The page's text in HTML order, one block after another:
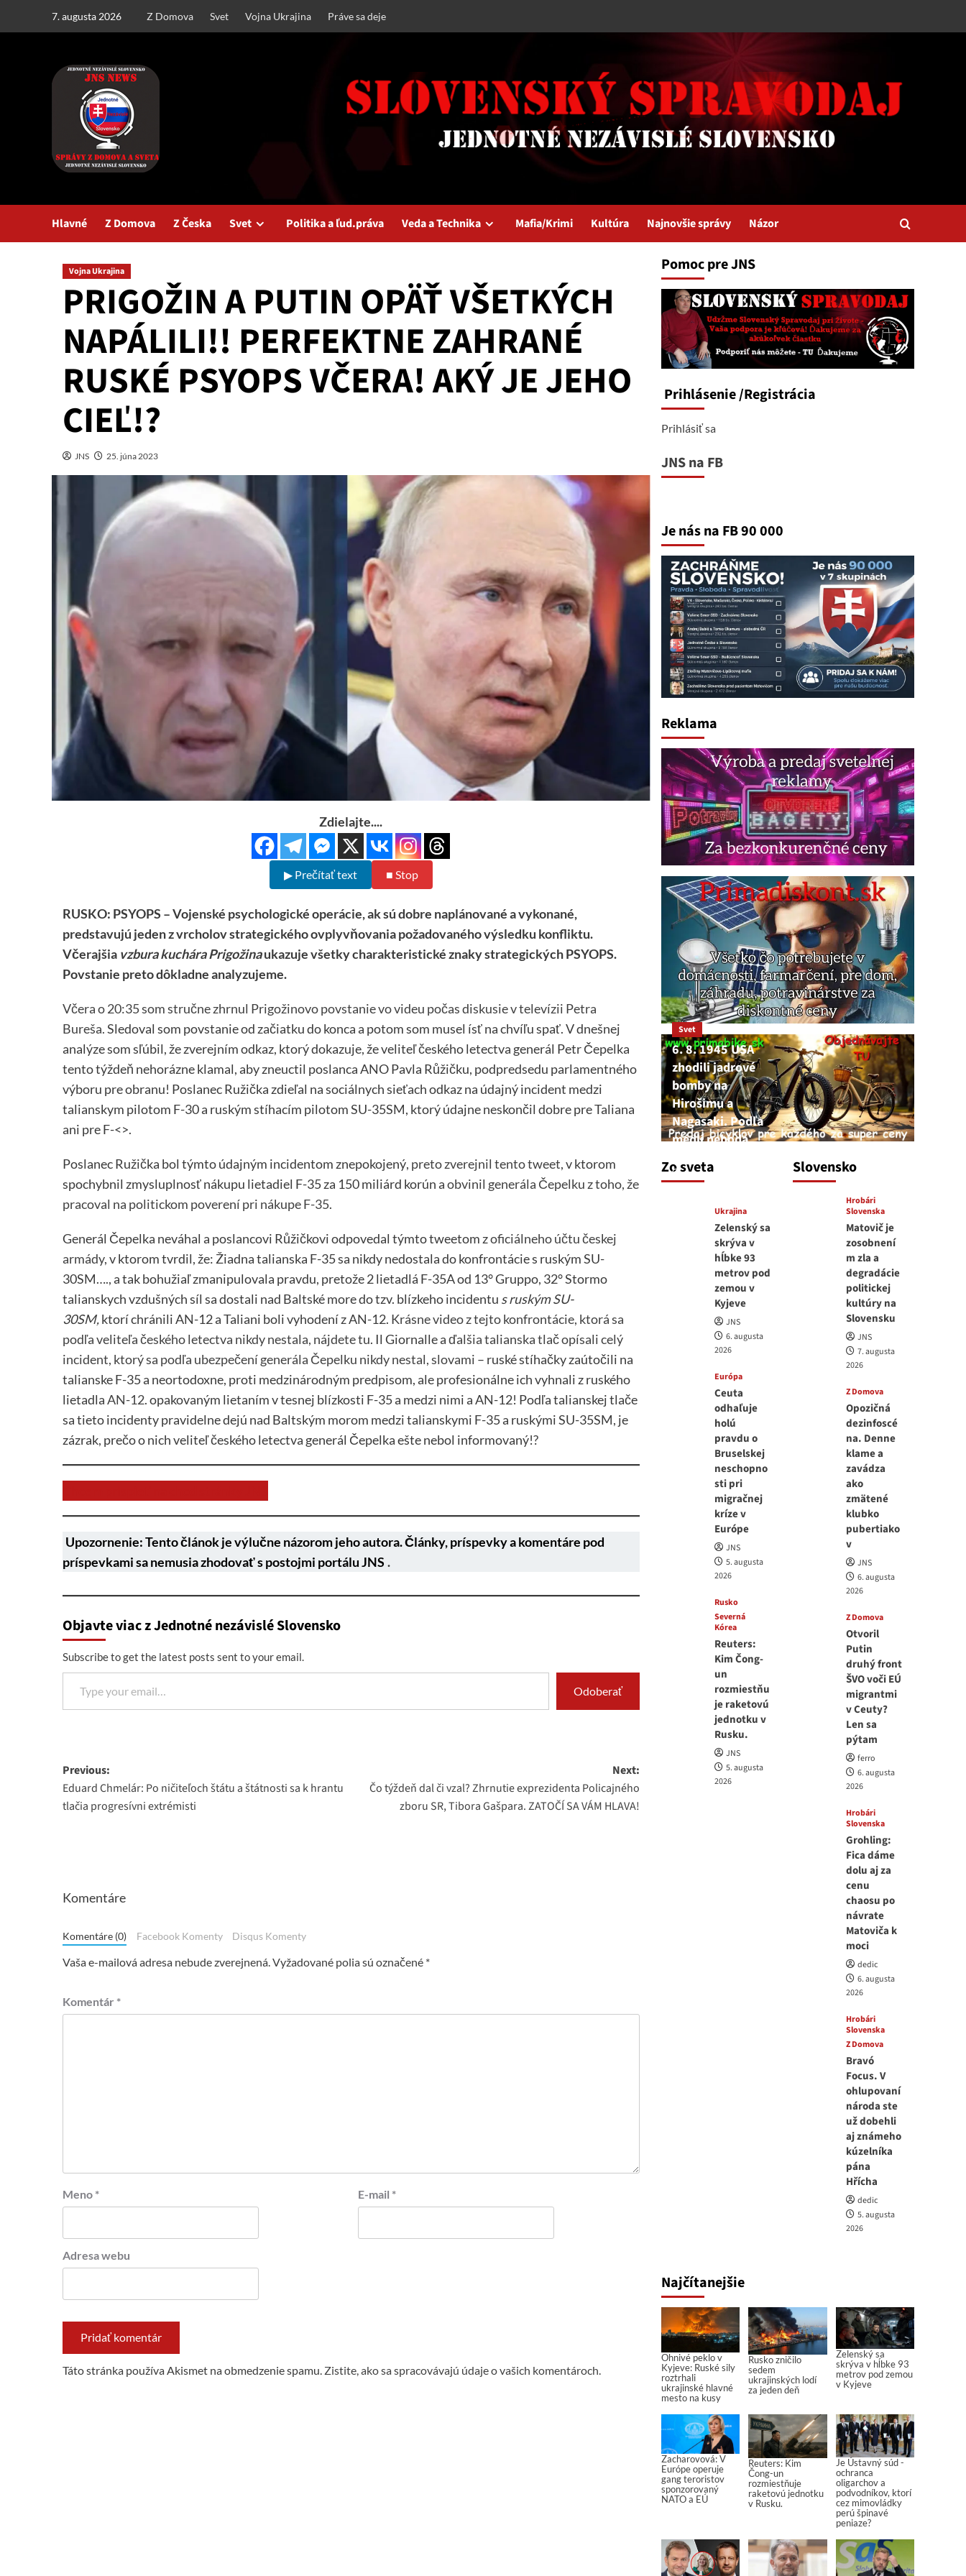
7. augusta 2026 Z Domova Svet Vojna Ukrajina Práve sa deje
Hlavné Z Domova Z Česka Svet Politika a ľud.práva Veda a Technika Mafia/Krimi Kultúra Najnovšie správy Názor
Vojna Ukrajina
PRIGOŽIN A PUTIN OPÄŤ VŠETKÝCH
NAPÁLILI!! PERFEKTNE ZAHRANÉ
RUSKÉ PSYOPS VČERA! AKÝ JE JEHO
CIEĽ!?
JNS 25. júna 2023
Zdielajte....
▶ Prečítať text ■ Stop
RUSKO: PSYOPS – Vojenské psychologické operácie, ak sú dobre naplánované a vykonané,
predstavujú jeden z vrcholov strategického ovplyvňovania požadovaného výsledku konfliktu.
Včerajšia vzbura kuchára Prigožinaukazuje všetky charakteristické znaky strategických PSYOPS.
Povstanie preto dôkladne analyzujeme.
Včera o 20:35 som stručne zhrnul Prigožinovo povstanie vo videu počas diskusie v televízii Petra
Bureša.Sledoval som povstanie od začiatku do konca a potom som musel ísť na chvíľu spať. V dnešnej
analýze som sľúbil, že zverejním odkaz, ktorý dokazuje, že veliteľ českého letectva generál Petr Čepelka
tento týždeň nehorázne klamal, aby zneuctil poslanca ANO Pavla Růžičku, podpredsedu parlamentného
výboru pre obranu! Poslanec Ružička zdieľal na sociálnych sieťach odkaz na údajný incident medzi
talianskym pilotom F-30 a ruským stíhacím pilotom SU-35SM, ktorý údajne neskončil dobre pre Taliana
ani pre F-<>.
Poslanec Ružička bol týmto údajným incidentom znepokojený, preto zverejnil tento tweet, v ktorom
spochybnil zmysluplnosť nákupu lietadiel F-35 za 150 miliárd korún aobvinil generála Čepelku z toho, že
pracoval na politickom poverení pri nákupe F-35.
Generál Čepelka neváhal a poslancovi Růžičkovi odpovedal týmto tweetom zoficiálneho účtu českej
armády, v ktorom tvrdil, že: Žiadna talianska F-35 sa nikdy nedostala do konfrontácie s ruským SU-
30SM…., a tak bohužiaľ zmanipulovala pravdu, pretože 2 lietadlá F-35A od 13° Gruppo, 32° Stormo
talianskych vzdušných síl sa dostali nad Baltské more do tzv. blízkeho incidentu s ruským SU-
30SM,ktorí chránili AN-12 a Taliani boli vyhodení z AN-12. Krásne video z tejto konfrontácie, ktorá sa
podľa veliteľa českého letectva nikdy nestala, nájdete tu. Il Giornalle aďalšia talianska tlač opísali celý
incident, ktorý sa podľa ubezpečení generála Čepelku nikdy nestal, slovami – ruské stíhačky zaútočili na
talianske F-35 a neortodoxne, proti medzinárodným predpisom, ale profesionálne ich vyhnali z ruského
lietadlaAN-12. opakovaným lietaním v tesnej blízkosti F-35 a medzi nimi a AN-12! Podľa talianskej tlače
sa tieto incidenty pravidelne dejú nad Baltským morom medzi talianskymi F-35 a ruskými SU-35SM, je
zázrak, prečo o nich veliteľ českého letectva generál Čepelka ešte nebol informovaný!?
Upozornenie: Tento článok je výlučne názorom jeho autora. Články, príspevky a komentáre pod
príspevkami sa nemusia zhodovať s postojmi portálu JNS .
Objavte viac z Jednotné nezávislé Slovensko
Subscribe to get the latest posts sent to your email.
Type your email…
Odoberať
Post
navigation
Previous:
Eduard Chmelár: Po ničiteľoch štátu a štátnosti sa k hrantu
tlačia progresívni extrémisti
Next:
Čo týždeň dal či vzal? Zhrnutie exprezidenta Policajného
zboru SR, Tibora Gašpara. ZATOČÍ SA VÁM HLAVA!
Komentáre
Komentáre (0) Facebook Komenty Disqus Komenty
Vaša e-mailová adresa nebude zverejnená.Vyžadované polia sú označené *
Komentár *
Meno * E-mail *
Adresa webu
Táto stránka používa Akismet na obmedzenie spamu. Zistite, ako sa spracovávajú údaje o vašich komentároch.
Pomoc pre JNS
Prihlásenie/Registrácia
Prihlásiť sa
JNS na FB
Je nás na FB 90 000
Reklama
Zo sveta
Svet
6. 8. 1945 USA
zhodili jadrové
bomby na
Hirošimu a
Nagasaki. Podľa
médií nehoda
6. augusta 2026
Ukrajina
Zelenský sa
skrýva v
hĺbke 93
metrov pod
zemou v
Kyjeve
JNS
6. augusta
2026
Európa
Ceuta
odhaľuje
holú
pravdu o
Bruselskej
neschopno
sti pri
migračnej
kríze v
Európe
JNS
5. augusta
2026
Rusko
Severná
Kórea
Reuters:
Kim Čong-
un
rozmiestňu
je raketovú
jednotku v
Rusku.
JNS
5. augusta
2026
Slovensko
Hrobári
Slovenska
Matovič je
zosobnení
m zla a
degradácie
politickej
kultúry na
Slovensku
JNS
7. augusta
2026
Z Domova
Opozičná
dezinfoscé
na. Denne
klame a
zavádza
ako
zmätené
klubko
pubertiako
v
JNS
6. augusta
2026
Z Domova
Otvoril
Putin
druhý front
ŠVO voči EÚ
migrantmi
v Ceuty?
Len sa
pýtam
ferro
6. augusta
2026
Hrobári
Slovenska
Grohling:
Fica dáme
dolu aj za
cenu
chaosu po
návrate
Matoviča k
moci
dedic
6. augusta
2026
Hrobári
Slovenska
Z Domova
Bravó
Focus. V
ohlupovaní
národa ste
už dobehli
aj známeho
kúzelníka
pána
Hřícha
dedic
5. augusta
2026
Najčítanejšie
Ohnivé peklo v
Kyjeve: Ruské sily
roztrhali
ukrajinské hlavné
mesto na kusy
Rusko zničilo
sedem
ukrajinských lodí
za jeden deň
Zelenský sa
skrýva v hĺbke 93
metrov pod zemou
v Kyjeve
Zacharovová: V
Európe operuje
gang teroristov
sponzorovaný
NATO a EÚ
Reuters: Kim
Čong-un
rozmiestňuje
raketovú jednotku
v Rusku.
Je Ústavný súd -
ochranca
oligarchov a
podvodníkov, ktorí
cez mimovládky
perú špinavé
peniaze?